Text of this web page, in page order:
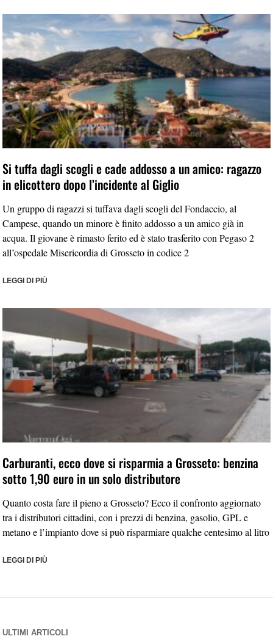
Si tuffa dagli scogli e cade addosso a un amico: ragazzo
in elicottero dopo l’incidente al Giglio
Un gruppo di ragazzi si tuffava dagli scogli del Fondaccio, al
Campese, quando un minore è finito addosso a un amico già in
acqua. Il giovane è rimasto ferito ed è stato trasferito con Pegaso 2
all’ospedale Misericordia di Grosseto in codice 2
LEGGI DI PIÙ
Carburanti, ecco dove si risparmia a Grosseto: benzina
sotto 1,90 euro in un solo distributore
Quanto costa fare il pieno a Grosseto? Ecco il confronto aggiornato
tra i distributori cittadini, con i prezzi di benzina, gasolio, GPL e
metano e l’impianto dove si può risparmiare qualche centesimo al litro
LEGGI DI PIÙ
ULTIMI ARTICOLI